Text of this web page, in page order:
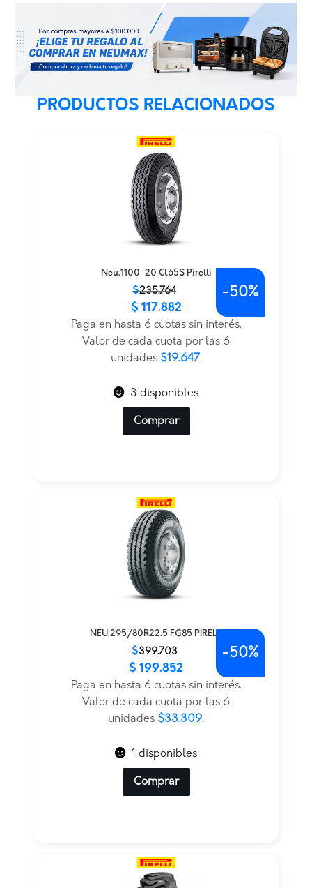
PRODUCTOS RELACIONADOS
Neu.1100-20 Ct65S Pirelli
$235.764
original
actual
$ 117.882
Paga en hasta 6 cuotas sin interés.
Valor de cada cuota por las 6
unidades $19.647.
-50%
3 disponibles
Comprar
NEU.295/80R22.5 FG85 PIRELLI
$399.703
original
$399.703.
actual
$ 199.852
Paga en hasta 6 cuotas sin interés.
Valor de cada cuota por las 6
unidades $33.309.
-50%
1 disponibles
Comprar